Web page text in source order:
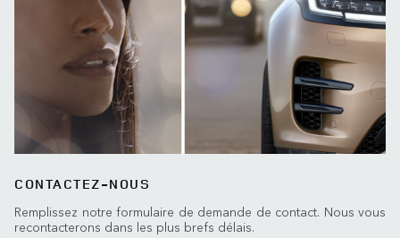
CONTACTEZ-NOUS
Remplissez notre formulaire de demande de contact. Nous vous
recontacterons dans les plus brefs délais.